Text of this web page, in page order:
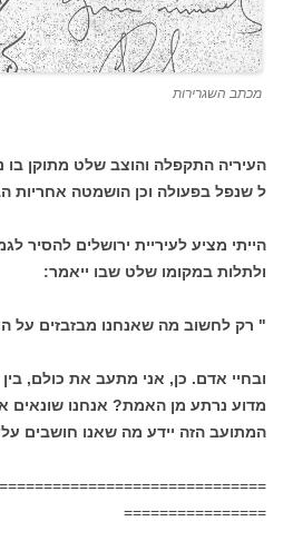
מכתב השגרירות
העיריה התקפלה והוצב שלט מתוקן
ל שנפל בפעולה וכן הושמטה אחריות
הייתי מציע לעיריית ירושלים להסיר
ולתלות במקומו שלט שבו ייאמר:
" רק לחשוב מה שאנחנו מבזבזים על
ובחיי אדם. כן, אני מתעב את כולם,
מדוע נרתע מן האמת? אנחנו שונאים
המתועב הזה יידע מה שאנו חושבים
================